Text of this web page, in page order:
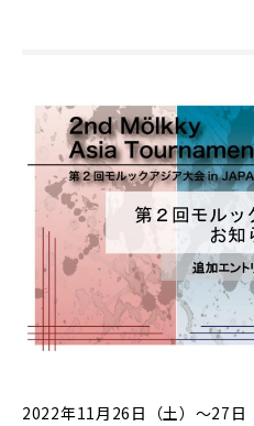
2022年11月26日（土）～27日